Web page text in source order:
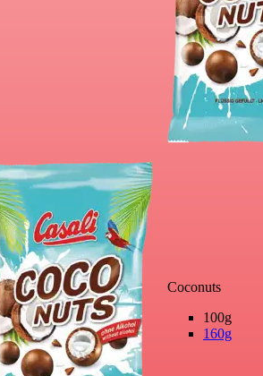
Coconuts
100g
160g